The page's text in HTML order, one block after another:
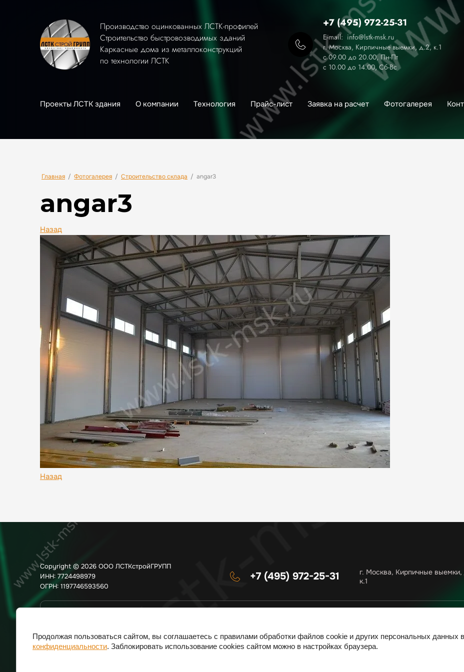
Производство оцинкованных ЛСТК-профилей
Строительство быстровозводимых зданий
Каркасные дома из металлоконструкций
по технологии ЛСТК
+7 (495) 972-25-31
E-mail: info@lstk-msk.ru
г. Москва, Кирпичные выемки, д.2, к.1
с 09.00 до 20.00, Пн-Пт
с 10.00 до 14.00, Сб-Вс
Проекты ЛСТК здания О компании Технология Прайс-лист Заявка на расчет Фотогалерея
Главная / Фотогалерея / Строительство склада / angar3
angar3
Назад
Назад
Copyright © 2026 ООО ЛСТКстройГРУПП
ИНН: 7724498979
ОГРН: 1197746593560
+7 (495) 972-25-31
г. Москва, Кирпичные выемки,
к.1
Продолжая пользоваться сайтом, вы соглашаетесь с правилами обработки файлов cookie и других персональных данных в
конфиденциальности. Заблокировать использование cookies сайтом можно в настройках браузера.